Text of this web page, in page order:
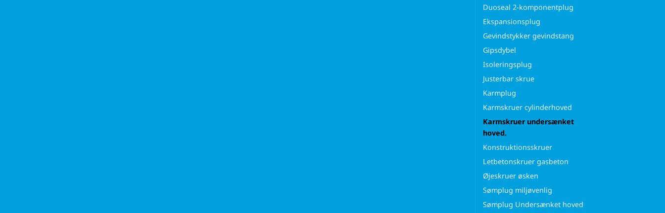
Duoseal 2-komponentplug
Ekspansionsplug
Gevindstykker gevindstang
Gipsdybel
Isoleringsplug
Justerbar skrue
Karmplug
Karmskruer cylinderhoved
Karmskruer undersænket
hoved.
Konstruktionsskruer
Letbetonskruer gasbeton
Øjeskruer øsken
Sømplug miljøvenlig
Sømplug Undersænket hoved